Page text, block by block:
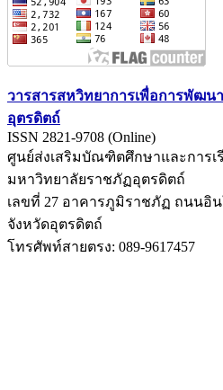
วารสารสหวิทยาการเพื่อการพัฒน
อุตรดิตถ์
ISSN 2821-9708 (Online)
ศูนย์ส่งเสริมบัณฑิตศึกษาและการเ
มหาวิทยาลัยราชภัฏอุตรดิตถ์
เลขที่ 27 อาคารภูมิราชภัฏ ถนนอิน
จังหวัดอุตรดิตถ์
โทรศัพท์สายตรง: 089-9617457